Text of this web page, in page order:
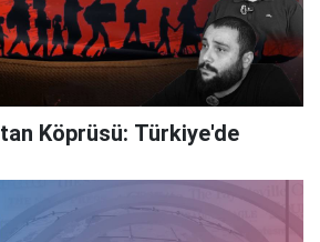
Köprüsü: Türkiye'de